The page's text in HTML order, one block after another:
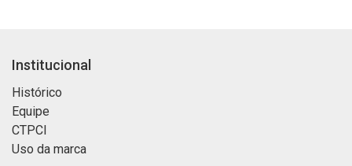
Institucional
Histórico
Equipe
CTPCI
Uso da marca